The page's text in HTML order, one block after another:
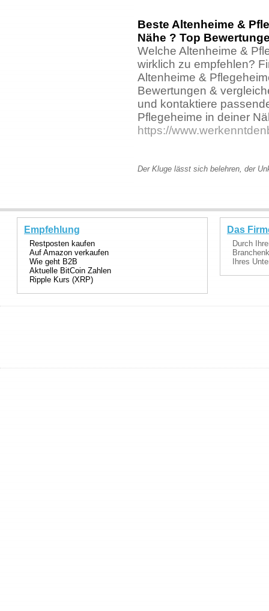
Beste Altenheime &
Nähe ? Top
Welche Altenheime &
wirklich zu empfehlen?
Altenheime &
Bewertungen &
und kontaktiere
Pflegeheime in deiner
https://
Der Kluge lässt sich belehren, der
Empfehlung
Restposten kaufen
Auf Amazon verkaufen
Wie geht B2B
Aktuelle BitCoin Zahlen
Ripple Kurs (XRP)
Das
Durch
Ihres